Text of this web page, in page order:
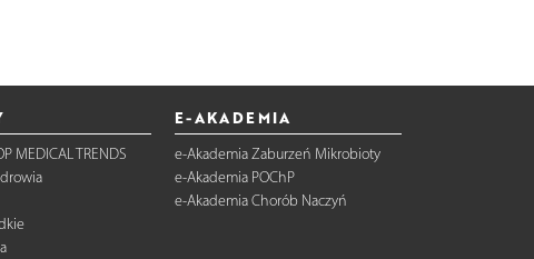
MEDICAL TRENDS
E-AKADEMIA
e-Akademia Zaburzeń Mikrobioty
e-Akademia POChP
e-Akademia Chorób Naczyń